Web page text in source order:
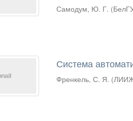
Самодум, Ю. Г. (
Система
Френкель, С. Я. (